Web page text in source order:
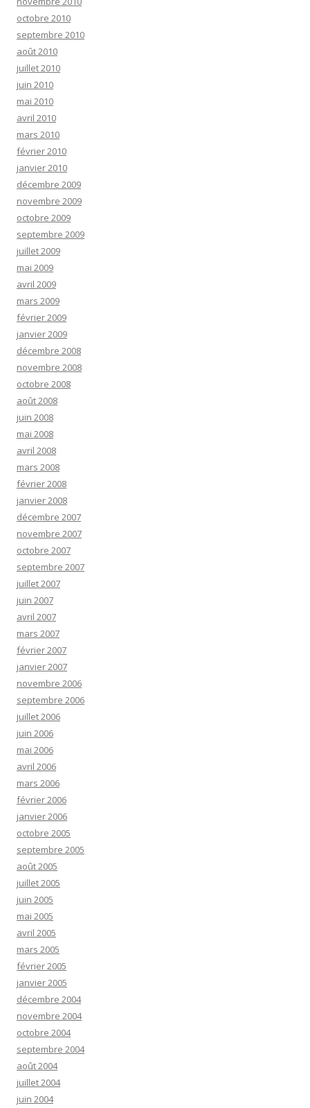
octobre 2010
septembre 2010
août 2010
juillet 2010
juin 2010
mai 2010
avril 2010
mars 2010
février 2010
janvier 2010
décembre 2009
novembre 2009
octobre 2009
septembre 2009
juillet 2009
mai 2009
avril 2009
mars 2009
février 2009
janvier 2009
décembre 2008
novembre 2008
octobre 2008
août 2008
juin 2008
mai 2008
avril 2008
mars 2008
février 2008
janvier 2008
décembre 2007
novembre 2007
octobre 2007
septembre 2007
juillet 2007
juin 2007
avril 2007
mars 2007
février 2007
janvier 2007
novembre 2006
septembre 2006
juillet 2006
juin 2006
mai 2006
avril 2006
mars 2006
février 2006
janvier 2006
octobre 2005
septembre 2005
août 2005
juillet 2005
juin 2005
mai 2005
avril 2005
mars 2005
février 2005
janvier 2005
décembre 2004
novembre 2004
octobre 2004
septembre 2004
août 2004
juillet 2004
juin 2004